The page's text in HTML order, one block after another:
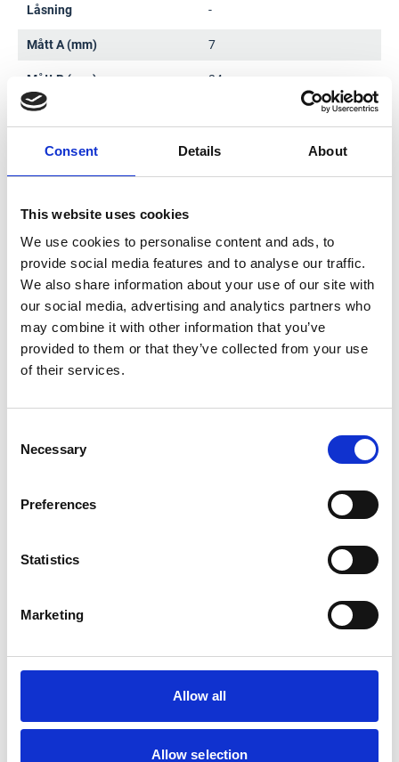
Consent Details About
This website uses cookies
We use cookies to personalise content and ads, to
provide social media features and to analyse our traffic.
We also share information about your use of our site with
our social media, advertising and analytics partners who
may combine it with other information that you’ve
provided to them or that they’ve collected from your use
of their services.
Selection
Necessary
Preferences
Statistics
Marketing
Allow all
Allow selection
Låsning -
Mått A (mm) 7
Mått B (mm) 24
Mått D (mm)
Mått E (mm) 45
Dokument
Produktdatablad